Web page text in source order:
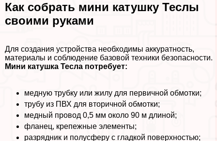
Как собрать мини катушку Теслы
своими руками
Для создания устройства необходимы аккуратность,
материалы и соблюдение базовой техники безопасности.
Мини катушка Тесла потребует:
медную трубку или жилу для первичной обмотки;
трубу из ПВХ для вторичной обмотки;
медный провод 0,5 мм около 90 м длиной;
фланец, крепежные элементы;
разрядник и полусферу с гладкой поверхностью;